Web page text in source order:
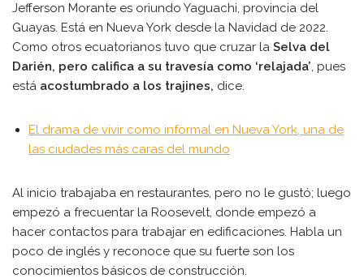
Jefferson Morante es oriundo Yaguachi, provincia del
Guayas. Está en Nueva York desde la Navidad de 2022.
Como otros ecuatorianos tuvo que cruzar la Selva del
Darién, pero califica a su travesía como ‘relajada’, pues
está acostumbrado a los trajines, dice.
El drama de vivir como informal en Nueva York, una de
las ciudades más caras del mundo
Al inicio trabajaba en restaurantes, pero no le gustó; luego
empezó a frecuentar la Roosevelt, donde empezó a
hacer contactos para trabajar en edificaciones. Habla un
poco de inglés y reconoce que su fuerte son los
conocimientos básicos de construcción.